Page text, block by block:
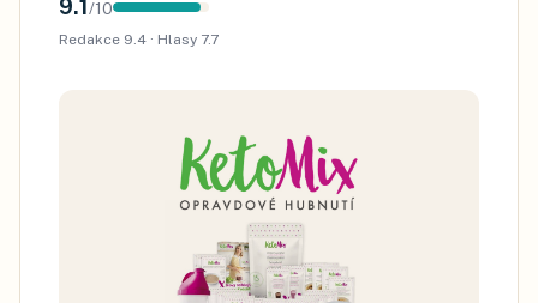
9.1 /10
Redakce 9.4 · Hlasy 7.7